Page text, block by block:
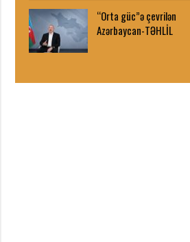
“Orta güc”ə çevrilən
Azərbaycan-TƏHLİL